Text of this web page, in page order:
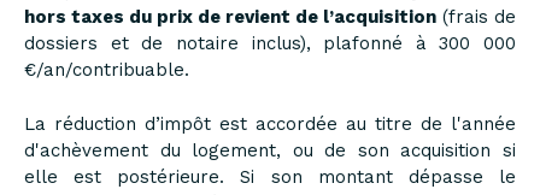
hors taxes du prix de revient de l’acquisition (frais de
dossiers et de notaire inclus), plafonné à 300 000
€/an/contribuable.
La réduction d’impôt est accordée au titre de l'année
d'achèvement du logement, ou de son acquisition si
elle est postérieure. Si son montant dépasse le